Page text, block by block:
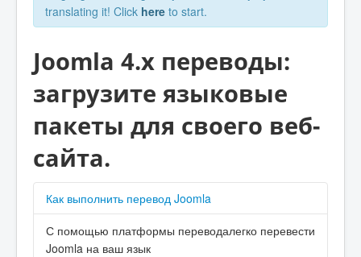
translating it! Click here to start.
Joomla 4.x переводы:
загрузите языковые
пакеты для своего веб-
сайта.
Как выполнить перевод Joomla
С помощью платформы переводалегко перевести
Joomla на ваш язык